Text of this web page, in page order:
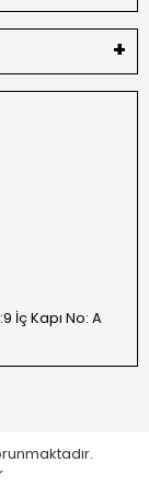
İç Kapı No: A